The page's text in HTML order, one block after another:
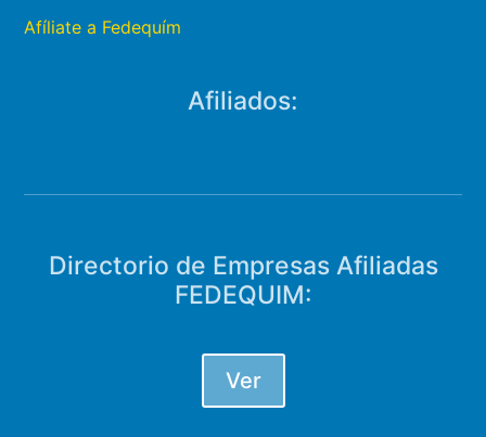
Afíliate a Fedequím
Afiliados:
Directorio de Empresas Afiliadas
FEDEQUIM:
Ver